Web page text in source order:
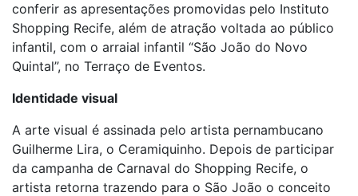
conferir as apresentações promovidas pelo Instituto
Shopping Recife, além de atração voltada ao público
infantil, com o arraial infantil “São João do Novo
Quintal”, no Terraço de Eventos.
Identidade visual
A arte visual é assinada pelo artista pernambucano
Guilherme Lira, o Ceramiquinho. Depois de participar
da campanha de Carnaval do Shopping Recife, o
artista retorna trazendo para o São João o conceito